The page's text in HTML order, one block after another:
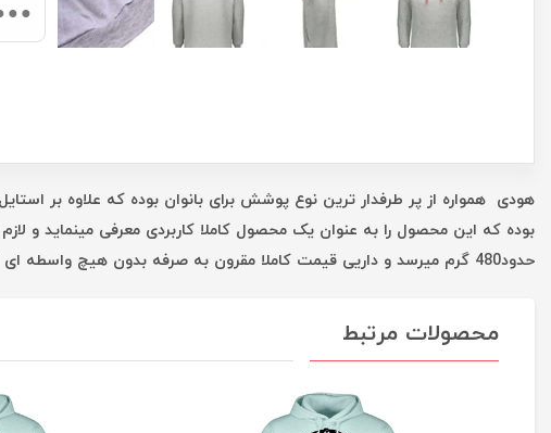
هودی همواره از پر طرفدار ترین نوع پوشش برای بانوان بوده که علاوه بر
بوده که این محصول را به عنوان یک محصول کاملا کاربردی معرفی مینماید
حدود480 گرم میرسد و داریی قیمت کاملا مقرون به صرفه بدون هیچ واسطه ای است که همه این موارد شما را در یک خرید خوب یاری میکند.
محصولات مرتبط